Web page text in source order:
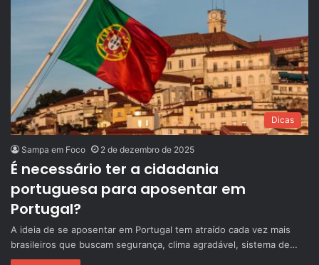
Dicas
Sampa em Foco 2 de dezembro de 2025
É necessário ter a cidadania
portuguesa para aposentar em
Portugal?
A ideia de se aposentar em Portugal tem atraído cada vez mais
brasileiros que buscam segurança, clima agradável, sistema de…